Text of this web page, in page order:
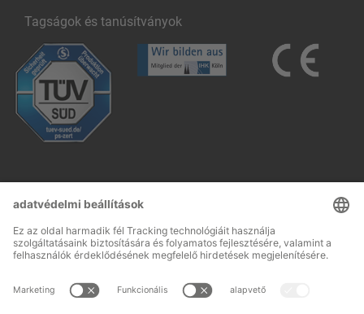
Tagságok és tanúsítványok